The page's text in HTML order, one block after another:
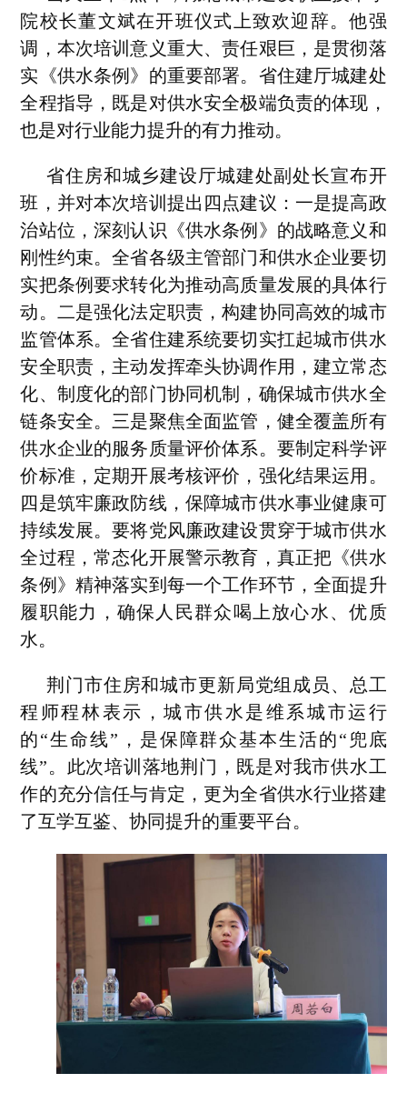
院校长董文斌在开班仪式上致欢迎辞。他强
调，本次培训意义重大、责任艰巨，是贯彻落
实《供水条例》的重要部署。省住建厅城建处
全程指导，既是对供水安全极端负责的体现，
也是对行业能力提升的有力推动。
省住房和城乡建设厅城建处副处长宣布开
班，并对本次培训提出四点建议：一是提高政
治站位，深刻认识《供水条例》的战略意义和
刚性约束。全省各级主管部门和供水企业要切
实把条例要求转化为推动高质量发展的具体行
动。二是强化法定职责，构建协同高效的城市
监管体系。全省住建系统要切实扛起城市供水
安全职责，主动发挥牵头协调作用，建立常态
化、制度化的部门协同机制，确保城市供水全
链条安全。三是聚焦全面监管，健全覆盖所有
供水企业的服务质量评价体系。要制定科学评
价标准，定期开展考核评价，强化结果运用。
四是筑牢廉政防线，保障城市供水事业健康可
持续发展。要将党风廉政建设贯穿于城市供水
全过程，常态化开展警示教育，真正把《供水
条例》精神落实到每一个工作环节，全面提升
履职能力，确保人民群众喝上放心水、优质
水。
荆门市住房和城市更新局党组成员、总工
程师程林表示，城市供水是维系城市运行
的“生命线”，是保障群众基本生活的“兜底
线”。此次培训落地荆门，既是对我市供水工
作的充分信任与肯定，更为全省供水行业搭建
了互学互鉴、协同提升的重要平台。